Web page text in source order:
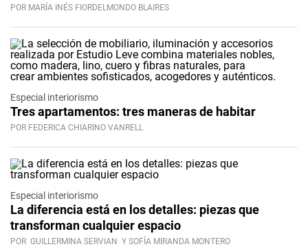
POR MARÍA INÉS FIORDELMONDO BLAIRES
Especial interiorismo
Tres apartamentos: tres maneras de habitar
POR FEDERICA CHIARINO VANRELL
Especial interiorismo
La diferencia está en los detalles: piezas que
transforman cualquier espacio
POR GUILLERMINA SERVIAN Y SOFÍA MIRANDA MONTERO